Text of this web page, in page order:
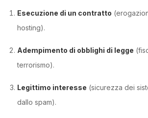
Esecuzione di un contratto
hosting).
Adempimento di obblighi di legge
terrorismo).
Legittimo interesse (sicurezza dei
dallo spam).